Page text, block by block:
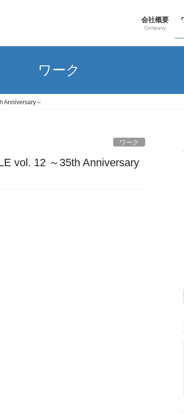
会社概要
Company
ワーク
Anniversary～
ワーク